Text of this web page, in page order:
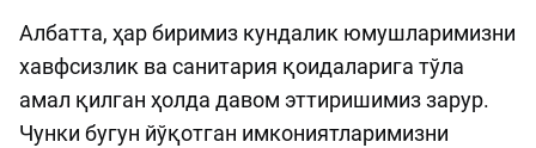
Албатта, ҳар биримиз кундалик юмушларимизни
хавфсизлик ва санитария қоидаларига тўла
амал қилган ҳолда давом эттиришимиз зарур.
Чунки бугун йўқотган имкониятларимизни